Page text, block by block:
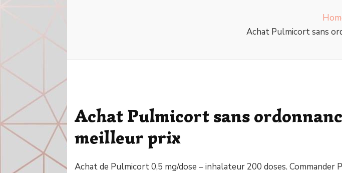
Achat Pulmicort sans
Achat Pulmicort sans
meilleur prix
Achat de Pulmicort 0,5 mg/dose – inhalateur 200 doses. Commander